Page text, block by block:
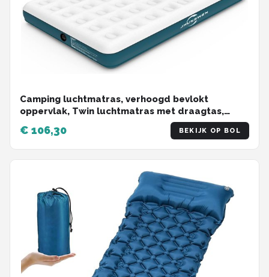
Camping luchtmatras, verhoogd bevlokt
oppervlak, Twin luchtmatras met draagtas,
gemakkelijk op te blazen, duurzaam Blow Up
bed, voor op reis, logeerbed (Queen zonder
pomp)
€ 106,30 BEKIJK OP BOL